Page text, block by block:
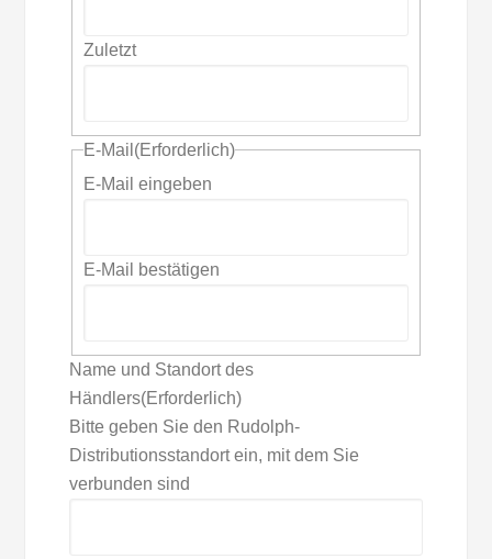
Zuletzt
E-Mail (Erforderlich)
E-Mail eingeben
E-Mail bestätigen
Name und Standort des
Händlers(Erforderlich)
Bitte geben Sie den Rudolph-
Distributionsstandort ein, mit dem Sie
verbunden sind